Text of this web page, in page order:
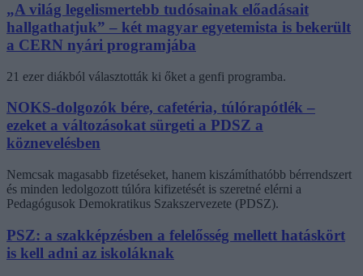
„A világ legelismertebb tudósainak előadásait
hallgathatjuk” – két magyar egyetemista is bekerült
a CERN nyári programjába
21 ezer diákból választották ki őket a genfi programba.
NOKS-dolgozók bére, cafetéria, túlórapótlék –
ezeket a változásokat sürgeti a PDSZ a
köznevelésben
Nemcsak magasabb fizetéseket, hanem kiszámíthatóbb bérrendszert
és minden ledolgozott túlóra kifizetését is szeretné elérni a
Pedagógusok Demokratikus Szakszervezete (PDSZ).
PSZ: a szakképzésben a felelősség mellett hatáskört
is kell adni az iskoláknak